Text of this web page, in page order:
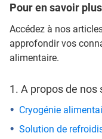
Pour en savoir plus
Accédez à nos
approfondir vos
alimentaire.
1. A propos de
Cryogénie
Solution de